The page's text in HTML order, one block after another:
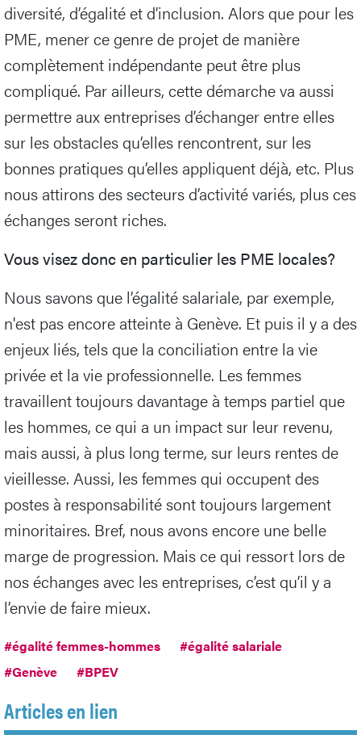
diversité, d’égalité et d’inclusion. Alors que pour les
PME, mener ce genre de projet de manière
complètement indépendante peut être plus
compliqué. Par ailleurs, cette démarche va aussi
permettre aux entreprises d’échanger entre elles
sur les obstacles qu’elles rencontrent, sur les
bonnes pratiques qu’elles appliquent déjà, etc. Plus
nous attirons des secteurs d’activité variés, plus ces
échanges seront riches.
Vous visez donc en particulier les PME locales?
Nous savons que l’égalité salariale, par exemple,
n'est pas encore atteinte à Genève. Et puis il y a des
enjeux liés, tels que la conciliation entre la vie
privée et la vie professionnelle. Les femmes
travaillent toujours davantage à temps partiel que
les hommes, ce qui a un impact sur leur revenu,
mais aussi, à plus long terme, sur leurs rentes de
vieillesse. Aussi, les femmes qui occupent des
postes à responsabilité sont toujours largement
minoritaires. Bref, nous avons encore une belle
marge de progression. Mais ce qui ressort lors de
nos échanges avec les entreprises, c’est qu’il y a
l’envie de faire mieux.
#égalité femmes-hommes
#égalité salariale
#Genève
#BPEV
Articles en lien